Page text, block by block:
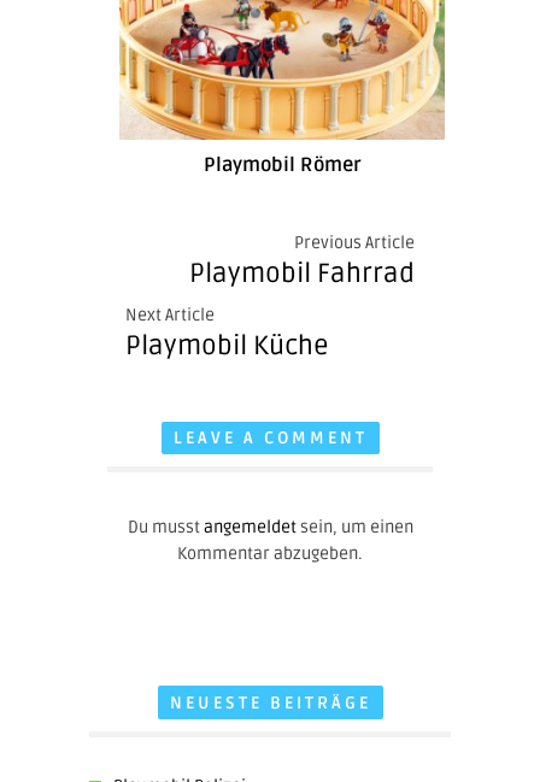
Playmobil Römer
Previous Article
Playmobil Fahrrad
Next Article
Playmobil Küche
LEAVE A COMMENT
Du musstangemeldetsein, um einen
Kommentar abzugeben.
NEUESTE BEITRÄGE